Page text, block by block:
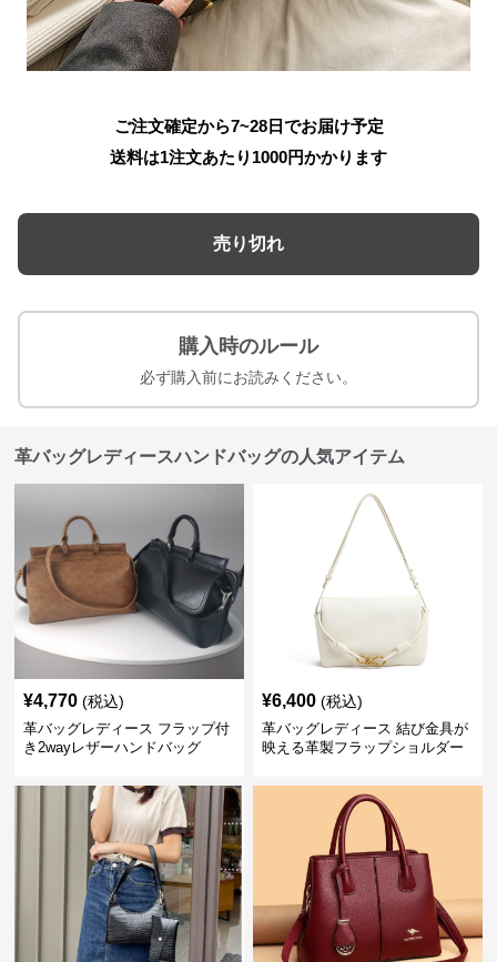
ご注文確定から7~28日でお届け予定
送料は1注文あたり 1000円かかります
売り切れ
購入時のルール
必ず購入前にお読みください。
革バッグレディースハンドバッグの人気アイテム
¥4,770 (税込)
革バッグレディース フラップ付
き2wayレザーハンドバッグ
¥6,400 (税込)
革バッグレディース 結び金具が
映える革製フラップショルダー